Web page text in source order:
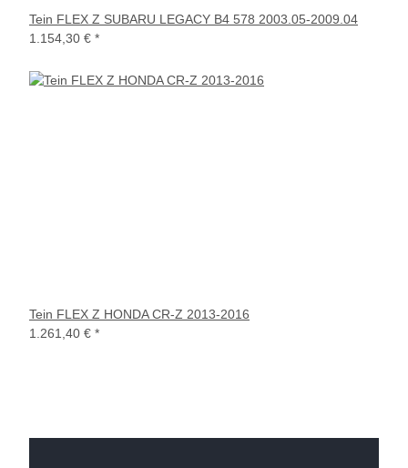
Tein FLEX Z SUBARU LEGACY B4 578 2003.05-2009.04
1.154,30 € *
Tein FLEX Z HONDA CR-Z 2013-2016
1.261,40 € *